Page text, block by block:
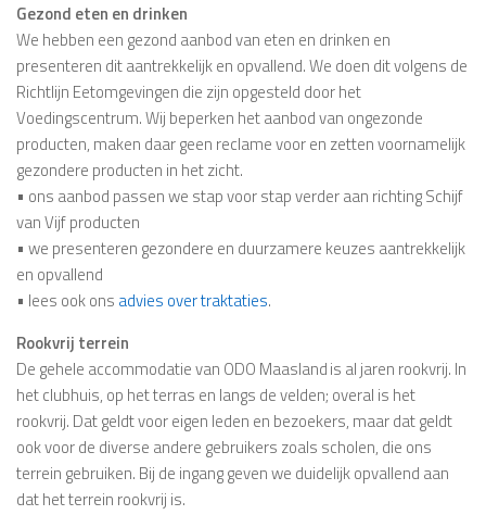
Gezond eten en drinken
We hebben een gezond aanbod van eten en drinken en
presenteren dit aantrekkelijk en opvallend. We doen dit volgens de
Richtlijn Eetomgevingen die zijn opgesteld door het
Voedingscentrum. Wij beperken het aanbod van ongezonde
producten, maken daar geen reclame voor en zetten voornamelijk
gezondere producten in het zicht.
• ons aanbod passen we stap voor stap verder aan richting Schijf
van Vijf producten
• we presenteren gezondere en duurzamere keuzes aantrekkelijk
en opvallend
• lees ook ons advies over traktaties.
Rookvrij terrein
De gehele accommodatie van ODO Maasland is al jaren rookvrij. In
het clubhuis, op het terras en langs de velden; overal is het
rookvrij. Dat geldt voor eigen leden en bezoekers, maar dat geldt
ook voor de diverse andere gebruikers zoals scholen, die ons
terrein gebruiken. Bij de ingang geven we duidelijk opvallend aan
dat het terrein rookvrij is.